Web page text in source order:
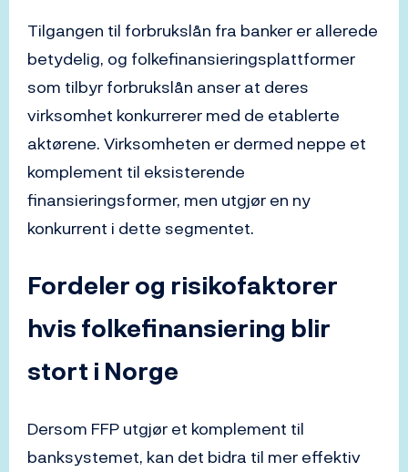
Tilgangen til forbrukslån fra banker er allerede
betydelig, og folkefinansieringsplattformer
som tilbyr forbrukslån anser at deres
virksomhet konkurrerer med de etablerte
aktørene. Virksomheten er dermed neppe et
komplement til eksisterende
finansieringsformer, men utgjør en ny
konkurrent i dette segmentet.
Fordeler og risikofaktorer
hvis folkefinansiering blir
stort i Norge
Dersom FFP utgjør et komplement til
banksystemet, kan det bidra til mer effektiv